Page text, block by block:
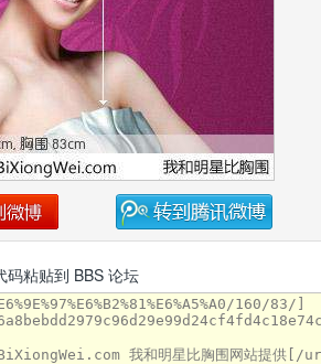
码粘贴到 BBS 论坛